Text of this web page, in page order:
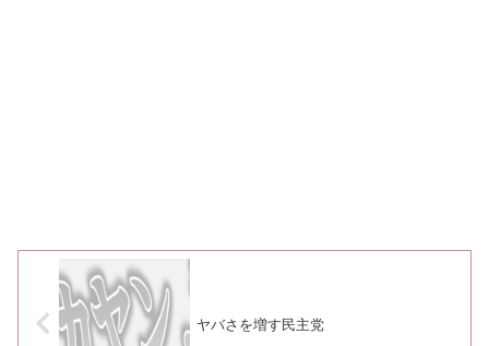
ヤバさを増す民主党